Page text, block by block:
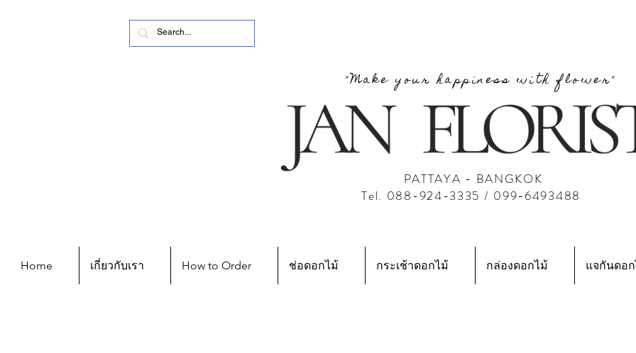
"Make your happiness with flower"
PATTAYA - BANGKOK
Tel. 088-924-3335 / 099-6493488
Home เกี่ยวกับเรา How to Order ช่อดอกไม้ กระเช้าดอกไม้ กล่องดอกไม้ แจกันดอ